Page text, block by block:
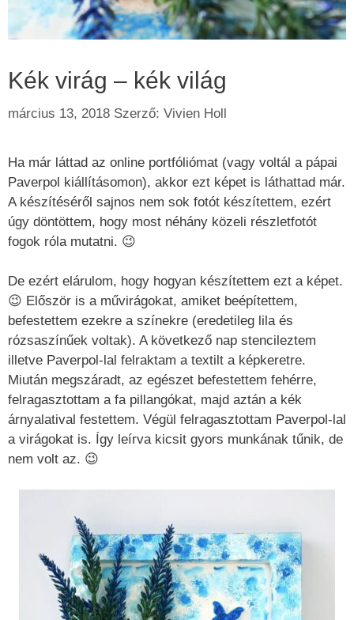
Kék virág – kék világ
március 13, 2018 Szerző: Vivien Holl
Ha már láttad az online portfóliómat (vagy voltál a pápai
Paverpol kiállításomon), akkor ezt képet is láthattad már.
A készítéséről sajnos nem sok fotót készítettem, ezért
úgy döntöttem, hogy most néhány közeli részletfotót
fogok róla mutatni. 😉
De ezért elárulom, hogy hogyan készítettem ezt a képet.
😉 Először is a művirágokat, amiket beépítettem,
befestettem ezekre a színekre (eredetileg lila és
rózsaszínűek voltak). A következő nap stencileztem
illetve Paverpol-lal felraktam a textilt a képkeretre.
Miután megszáradt, az egészet befestettem fehérre,
felragasztottam a fa pillangókat, majd aztán a kék
árnyalatival festettem. Végül felragasztottam Paverpol-lal
a virágokat is. Így leírva kicsit gyors munkának tűnik, de
nem volt az. 😉